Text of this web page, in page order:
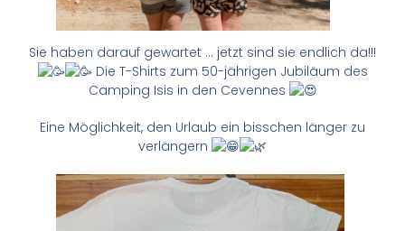
Sie haben darauf gewartet … jetzt sind sie endlich da!!!
Die T-Shirts zum 50-jährigen Jubiläum des
Camping Isis in den Cevennes
Eine Möglichkeit, den Urlaub ein bisschen länger zu
verlängern